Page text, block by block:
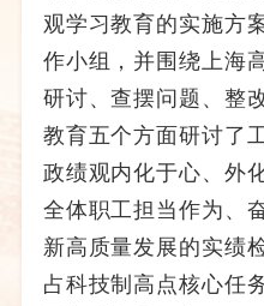
观学习教育的实施方
作小组，并围绕上海
研讨、查摆问题、整
教育五个方面研讨了
政绩观内化于心、外
全体职工担当作为、
新高质量发展的实绩
占科技制高点核心任